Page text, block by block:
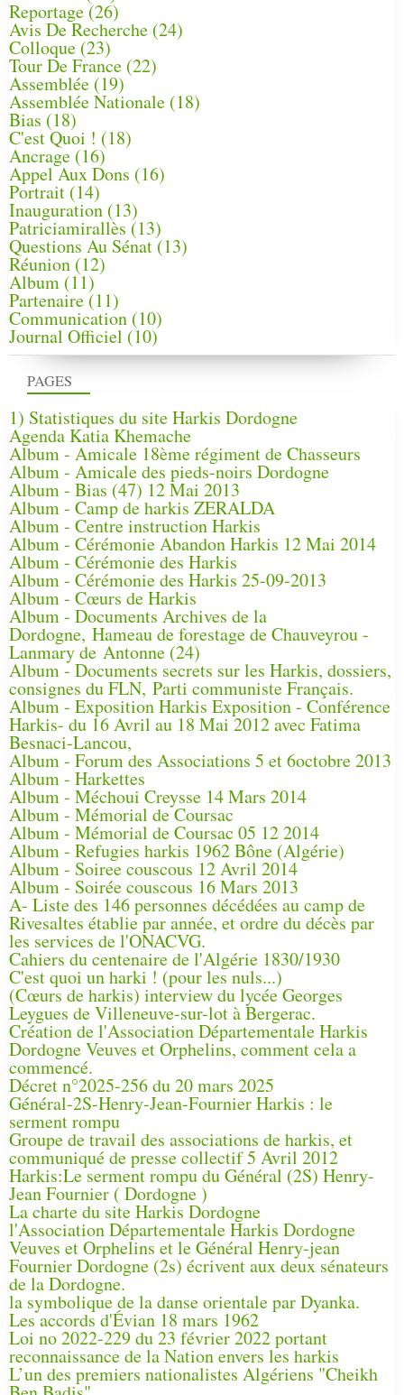
PAGES
1) Statistiques du site Harkis Dordogne
Agenda Katia Khemache
Album - Amicale 18ème régiment de Chasseurs
Album - Amicale des pieds-noirs Dordogne
Album - Bias (47) 12 Mai 2013
Album - Camp de harkis ZERALDA
Album - Centre instruction Harkis
Album - Cérémonie Abandon Harkis 12 Mai 2014
Album - Cérémonie des Harkis
Album - Cérémonie des Harkis 25-09-2013
Album - Cœurs de Harkis
Album - Documents Archives de la
Dordogne, Hameau de forestage de Chauveyrou -
Lanmary de Antonne (24)
Album - Documents secrets sur les Harkis, dossiers,
consignes du FLN, Parti communiste Français.
Album - Exposition Harkis Exposition - Conférence
Harkis- du 16 Avril au 18 Mai 2012 avec Fatima
Besnaci-Lancou,
Album - Forum des Associations 5 et 6octobre 2013
Album - Harkettes
Album - Méchoui Creysse 14 Mars 2014
Album - Mémorial de Coursac
Album - Mémorial de Coursac 05 12 2014
Album - Refugies harkis 1962 Bône (Algérie)
Album - Soiree couscous 12 Avril 2014
Album - Soirée couscous 16 Mars 2013
A- Liste des 146 personnes décédées au camp de
Rivesaltes établie par année, et ordre du décès par
les services de l'ONACVG.
Cahiers du centenaire de l'Algérie 1830/1930
C'est quoi un harki ! (pour les nuls...)
(Cœurs de harkis) interview du lycée Georges
Leygues de Villeneuve-sur-lot à Bergerac.
Création de l'Association Départementale Harkis
Dordogne Veuves et Orphelins, comment cela a
commencé.
Décret n°2025-256 du 20 mars 2025
Général-2S-Henry-Jean-Fournier Harkis : le
serment rompu
Groupe de travail des associations de harkis, et
communiqué de presse collectif 5 Avril 2012
Harkis:Le serment rompu du Général (2S) Henry-
Jean Fournier ( Dordogne )
La charte du site Harkis Dordogne
l'Association Départementale Harkis Dordogne
Veuves et Orphelins et le Général Henry-jean
Fournier Dordogne (2s) écrivent aux deux sénateurs
de la Dordogne.
la symbolique de la danse orientale par Dyanka.
Les accords d'Évian 18 mars 1962
Loi no 2022-229 du 23 février 2022 portant
reconnaissance de la Nation envers les harkis
L’un des premiers nationalistes Algériens "Cheikh
Reportage(26)
Avis De Recherche (24)
Colloque (23)
Tour De France (22)
Assemblée (19)
Assemblée Nationale (18)
Bias (18)
C'est Quoi ! (18)
Ancrage (16)
Appel Aux Dons (16)
Portrait (14)
Inauguration (13)
Patriciamirallès (13)
Questions Au Sénat(13)
Réunion (12)
Album (11)
Partenaire(11)
Communication (10)
Journal Officiel (10)